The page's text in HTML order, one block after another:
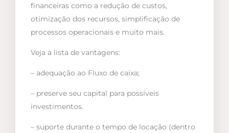
financeiras como a redução de custos,
otimização dos recursos, simplificação de
processos operacionais e muito mais.
Veja a lista de vantagens:
– adequação ao Fluxo de caixa;
– preserve seu capital para possíveis
investimentos.
– suporte durante o tempo de locação (dentro